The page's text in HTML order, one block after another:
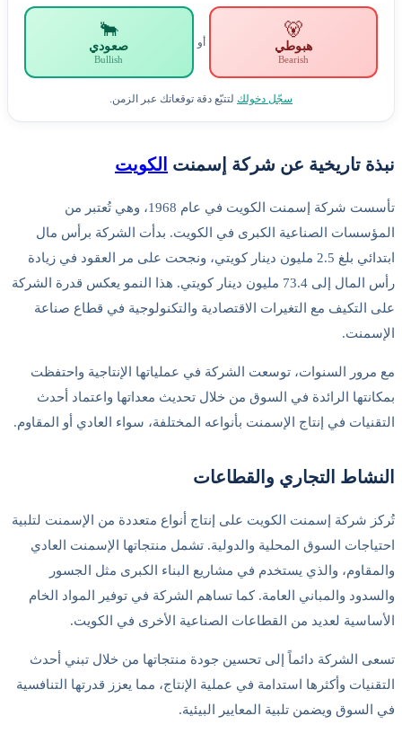
🐻
هبوطي
Bearish
🐂
صعودي
Bullish
سجّل دخولكلتتبّع دقة توقعاتك عبر الزمن.
تاريخية عن شركة إسمنتالكويت
تأسست شركة إسمنت الكويت في عام 1968، وهي تُعتبر من
الصناعية الكبرى في الكويت. بدأت الشركة برأس مال
ابتدائي بلغ 2.5 مليون دينار كويتي، ونجحت على مر العقود في زيادة
رأس المال إلى 73.4 مليون دينار كويتي. هذا النمو يعكس قدرة الشركة
التكيف مع التغيرات الاقتصادية والتكنولوجية في قطاع صناعة
مرور السنوات، توسعت الشركة في عملياتها الإنتاجية واحتفظت
الرائدة في السوق من خلال تحديث معداتها واعتماد أحدث
في إنتاج الإسمنت بأنواعه المختلفة، سواء العادي أو المقاوم.
التجاري والقطاعات
شركة إسمنت الكويت على إنتاج أنواع متعددة من الإسمنت لتلبية
السوق المحلية والدولية. تشمل منتجاتها الإسمنت العادي
والذي يستخدم في مشاريع البناء الكبرى مثل الجسور
والمباني العامة. كما تساهم الشركة في توفير المواد الخام
لعديد من القطاعات الصناعية الأخرى في الكويت.
الشركة دائماً إلى تحسين جودة منتجاتها من خلال تبني أحدث
وأكثرها استدامة في عملية الإنتاج، مما يعزز قدرتها التنافسية
السوق ويضمن تلبية المعايير البيئية.